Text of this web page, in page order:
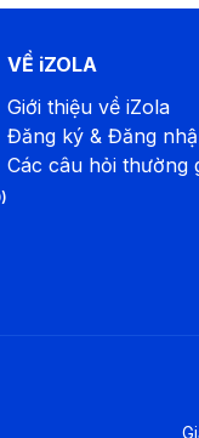
VỀ iZOLA
Giới thiệu về iZola
Đăng ký & Đăng
Các câu hỏi thường